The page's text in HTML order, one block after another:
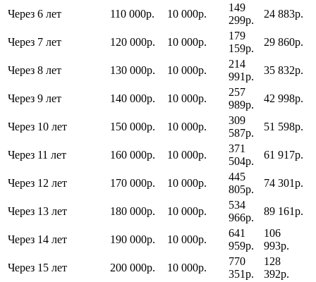
Через 6 лет 110 000р. 10 000р.
149
299р.
24 883р.
Через 7 лет 120 000р. 10 000р.
179
159р.
29 860р.
Через 8 лет 130 000р. 10 000р.
214
991р.
35 832р.
Через 9 лет 140 000р. 10 000р.
257
989р.
42 998р.
Через 10 лет 150 000р. 10 000р.
309
587р.
51 598р.
Через 11 лет 160 000р. 10 000р.
371
504р.
61 917р.
Через 12 лет 170 000р. 10 000р.
445
805р.
74 301р.
Через 13 лет 180 000р. 10 000р.
534
966р.
89 161р.
Через 14 лет 190 000р. 10 000р.
641
959р.
106
993р.
Через 15 лет
200 000р. 10 000р.
770
351р.
128
392р.